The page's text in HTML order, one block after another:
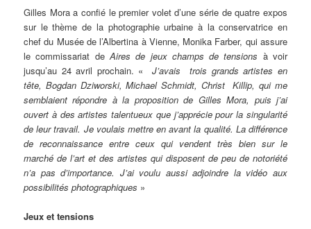
Gilles Mora a confié le premier volet d’une série de quatre expos
sur le thème de la photographie urbaine à la conservatrice en
chef du Musée de l’Albertina à Vienne, Monika Farber, qui assure
le commissariat deAires de jeux champs de tensions à voir
jusqu’au 24 avril prochain. «J’avais trois grands artistes en
tête, Bogdan Dziworski, Michael Schmidt, Christ Killip, qui me
semblaient répondre à la proposition de Gilles Mora, puis j’ai
ouvert à des artistes talentueux que j’apprécie pour la singularité
de leur travail. Je voulais mettre en avant la qualité. La différence
de reconnaissance entre ceux qui vendent très bien sur le
marché de l’art et des artistes qui disposent de peu de notoriété
n’a pas d’importance. J’ai voulu aussi adjoindre la vidéo aux
possibilités photographiques »
Jeux et tensions